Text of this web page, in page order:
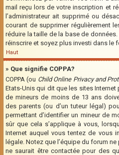
mail reçu lors de votre inscription et
l’administrateur ait supprimé ou
courant de supprimer régulièrement
réduire la taille de la base de
réinscrire et soyez plus investi dans le
Haut
» Que signifie COPPA?
COPPA (ou Child Online Privacy and
Etats-Unis qui dit que les sites
de mineurs de moins de 13 ans
des parents (ou d’un tuteur légal)
permettant d’identifier un mineur de
sûr que cela s’applique à vous,
Internet auquel vous tentez de vous
légale. Notez que l’équipe du forum
ne saurait être contactée pour des